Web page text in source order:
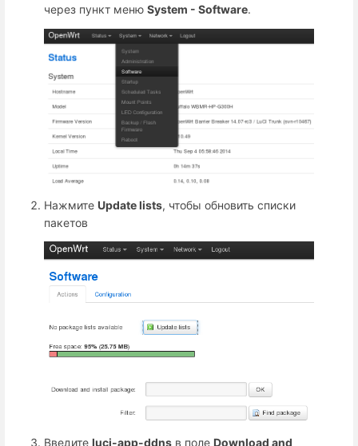
через пункт меню System - Software.
Нажмите Update lists, чтобы обновить списки
пакетов
Введите luci-app-ddns в поле Download and